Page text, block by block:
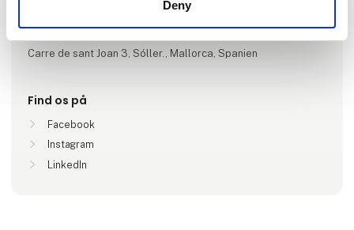
Deny
Carre de sant Joan 3, Sóller., Mallorca, Spanien
Find os på
Facebook
Instagram
LinkedIn